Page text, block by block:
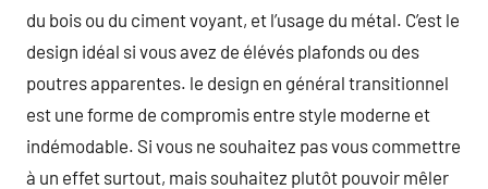
du bois ou du ciment voyant, et l’usage du métal. C’est le
design idéal si vous avez de élévés plafonds ou des
poutres apparentes. le design en général transitionnel
est une forme de compromis entre style moderne et
indémodable. Si vous ne souhaitez pas vous commettre
à un effet surtout, mais souhaitez plutôt pouvoir mêler